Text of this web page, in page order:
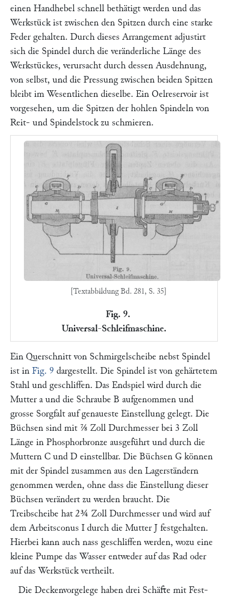
einen Handhebel schnell bethätigt werden und das
Werkstück ist zwischen den Spitzen durch eine starke
Feder gehalten. Durch dieses Arrangement adjustirt
sich die Spindel durch die veränderliche Länge des
Werkstückes, verursacht durch dessen Ausdehnung,
von selbst, und die Pressung zwischen beiden Spitzen
bleibt im Wesentlichen dieselbe. Ein Oelreservoir ist
vorgesehen, um die Spitzen der hohlen Spindeln von
Reit- und Spindelstock zu schmieren.
[Textabbildung Bd. 281, S. 35]
Fig. 9.
Universal-Schleifmaschine.
Ein Querschnitt von Schmirgelscheibe nebst Spindel
ist in Fig. 9 dargestellt. Die Spindel ist von gehärtetem
Stahl und geschliffen. Das Endspiel wird durch die
Mutter aund die Schraube B aufgenommen und
grosse Sorgfalt auf genaueste Einstellung gelegt. Die
Büchsen sind mit ⅞ Zoll Durchmesser bei 3 Zoll
Länge in Phosphorbronze ausgeführt und durch die
Muttern C und D einstellbar. Die Büchsen G können
mit der Spindel zusammen aus den Lagerständern
genommen werden, ohne dass die Einstellung dieser
Büchsen verändert zu werden braucht. Die
Treibscheibe hat 2¾ Zoll Durchmesser und wird auf
dem Arbeitsconus I durch die Mutter J festgehalten.
Hierbei kann auch nass geschliffen werden, wozu eine
kleine Pumpe das Wasser entweder auf das Rad oder
auf das Werkstück vertheilt.
Die Deckenvorgelege haben drei Schäfte mit Fest-